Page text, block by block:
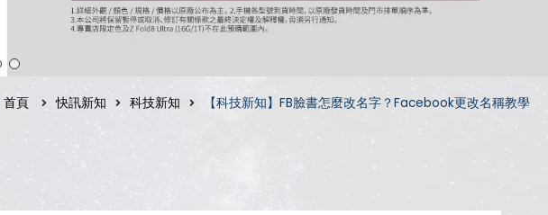
首頁 快訊新知 科技新知 【科技新知】FB臉書怎麼改名字？Facebook更改名稱教學